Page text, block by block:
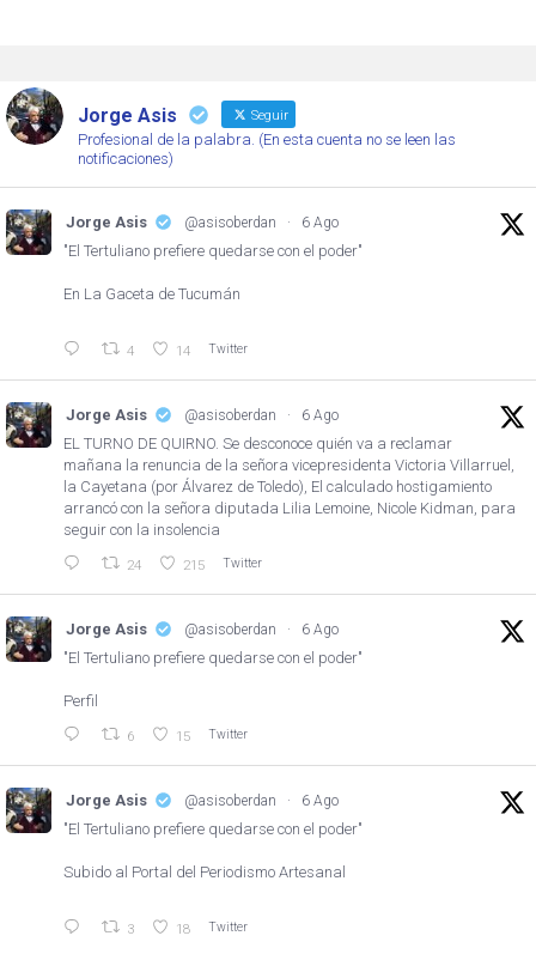
Jorge Asis Seguir
Profesional de la palabra. (En esta cuenta no se leen las
notificaciones)
Jorge Asis @asisoberdan · 6 Ago
"El Tertuliano prefiere quedarse con el poder"
En La Gaceta de Tucumán
4 14 Twitter
Jorge Asis @asisoberdan · 6 Ago
EL TURNO DE QUIRNO. Se desconoce quién va a reclamar
mañana la renuncia de la señora vicepresidenta Victoria Villarruel,
la Cayetana (por Álvarez de Toledo), El calculado hostigamiento
arrancó con la señora diputada Lilia Lemoine, Nicole Kidman, para
seguir con la insolencia
24 215 Twitter
Jorge Asis @asisoberdan · 6 Ago
"El Tertuliano prefiere quedarse con el poder"
Perfil
6 15 Twitter
Jorge Asis @asisoberdan · 6 Ago
"El Tertuliano prefiere quedarse con el poder"
Subido al Portal del Periodismo Artesanal
3 18 Twitter